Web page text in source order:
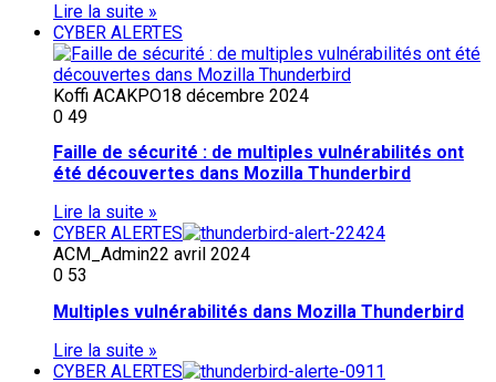
Lire la suite »
CYBER ALERTES
Koffi ACAKPO18 décembre 2024
0 49
Faille de sécurité : de multiples vulnérabilités ont
été découvertes dans Mozilla Thunderbird
Lire la suite »
CYBER ALERTES
ACM_Admin22 avril 2024
0 53
Multiples vulnérabilités dans Mozilla Thunderbird
Lire la suite »
CYBER ALERTES